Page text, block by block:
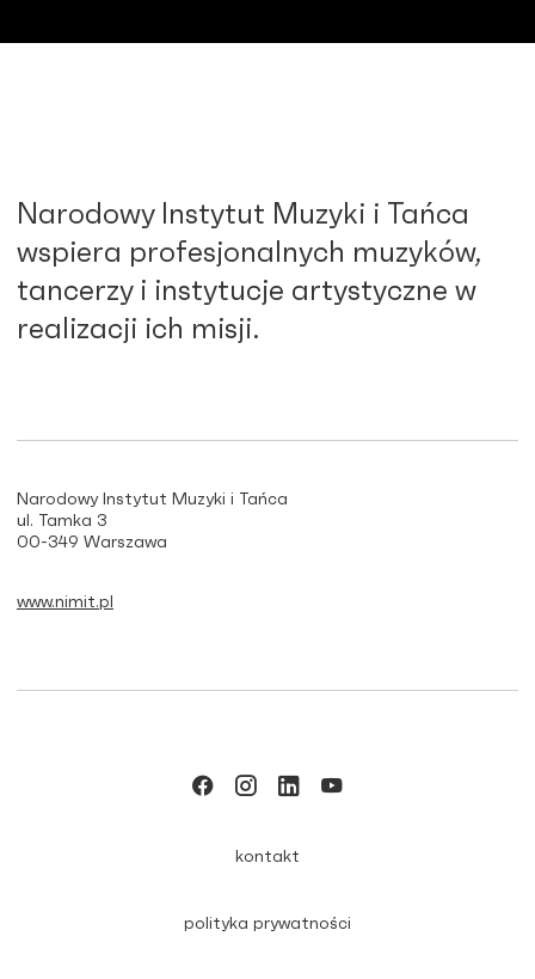
Narodowy Instytut Muzyki i Tańca
wspiera profesjonalnych muzyków,
tancerzy i instytucje artystyczne w
realizacji ich misji.
Narodowy Instytut Muzyki i Tańca
ul. Tamka 3
00-349 Warszawa
www.nimit.pl
kontakt
polityka prywatności